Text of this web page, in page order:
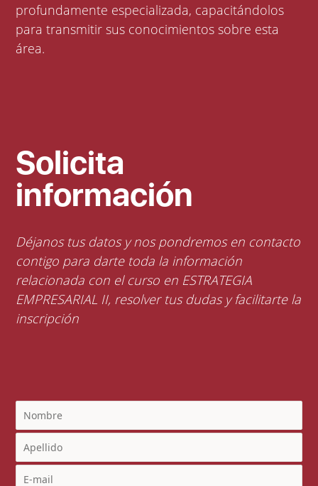
profundamente especializada, capacitándolos
para transmitir sus conocimientos sobre esta
área.
Solicita
información
Déjanos tus datos y nos pondremos en contacto
contigo para darte toda la información
relacionada con el curso en ESTRATEGIA
EMPRESARIAL II, resolver tus dudas y facilitarte la
inscripción